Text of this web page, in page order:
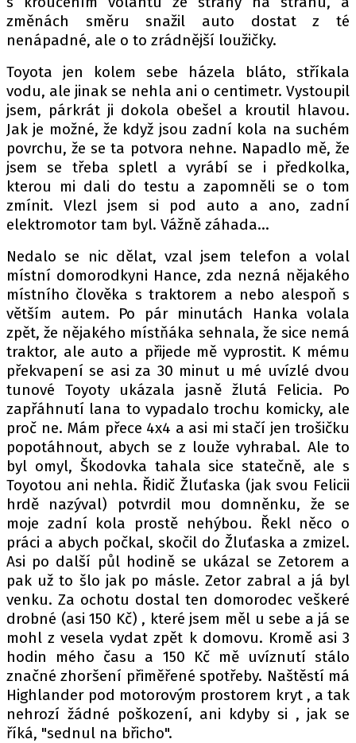
změnách směru snažil auto dostat z té
nenápadné, ale o to zrádnější loužičky.
Toyota jen kolem sebe házela bláto, stříkala
vodu, ale jinak se nehla ani o centimetr. Vystoupil
jsem, párkrát ji dokola obešel a kroutil hlavou.
Jak je možné, že když jsou zadní kola na suchém
povrchu, že se ta potvora nehne. Napadlo mě, že
jsem se třeba spletl a vyrábí se i předkolka,
kterou mi dali do testu a zapomněli se o tom
zmínit. Vlezl jsem si pod auto a ano, zadní
elektromotor tam byl. Vážně záhada...
Nedalo se nic dělat, vzal jsem telefon a volal
místní domorodkyni Hance, zda nezná nějakého
místního člověka s traktorem a nebo alespoň s
větším autem. Po pár minutách Hanka volala
zpět, že nějakého místňáka sehnala, že sice nemá
traktor, ale auto a přijede mě vyprostit. K mému
překvapení se asi za 30 minut u mé uvízlé dvou
tunové Toyoty ukázala jasně žlutá Felicia. Po
zapřáhnutí lana to vypadalo trochu komicky, ale
proč ne. Mám přece 4x4 a asi mi stačí jen trošičku
popotáhnout, abych se z louže vyhrabal. Ale to
byl omyl, Škodovka tahala sice statečně, ale s
Toyotou ani nehla. Řidič Žluťaska (jak svou Felicii
hrdě nazýval) potvrdil mou domněnku, že se
moje zadní kola prostě nehýbou. Řekl něco o
práci a abych počkal, skočil do Žluťaska a zmizel.
Asi po další půl hodině se ukázal se Zetorem a
pak už to šlo jak po másle. Zetor zabral a já byl
venku. Za ochotu dostal ten domorodec veškeré
drobné (asi 150 Kč) , které jsem měl u sebe a já se
mohl z vesela vydat zpět k domovu. Kromě asi 3
hodin mého času a 150 Kč mě uvíznutí stálo
značné zhoršení přiměřené spotřeby. Naštěstí má
Highlander pod motorovým prostorem kryt , a tak
nehrozí žádné poškození, ani kdyby si , jak se
říká, "sednul na břicho".